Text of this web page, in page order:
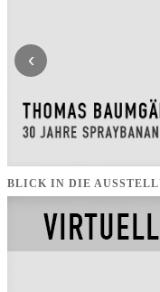
‹
BLICK IN DIE